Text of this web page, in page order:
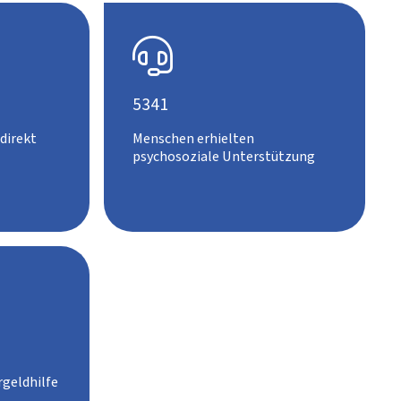

5341
Menschen erhielten
psychosoziale Unterstützung